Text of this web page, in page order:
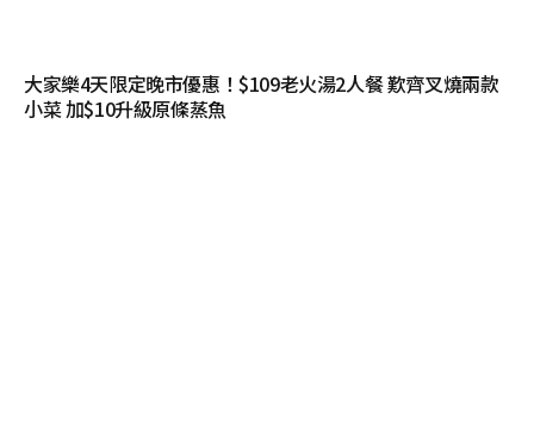
大家樂4天限定晚市優惠！$109老火湯2人餐 歎齊叉燒兩款
小菜 加$10升級原條蒸魚